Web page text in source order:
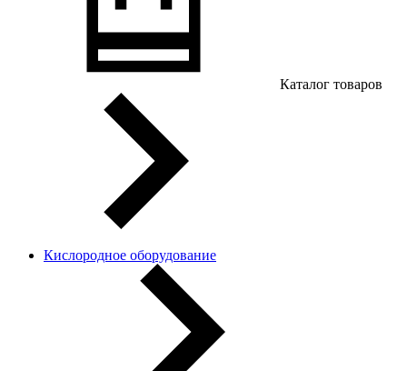
Каталог товаров
Кислородное оборудование